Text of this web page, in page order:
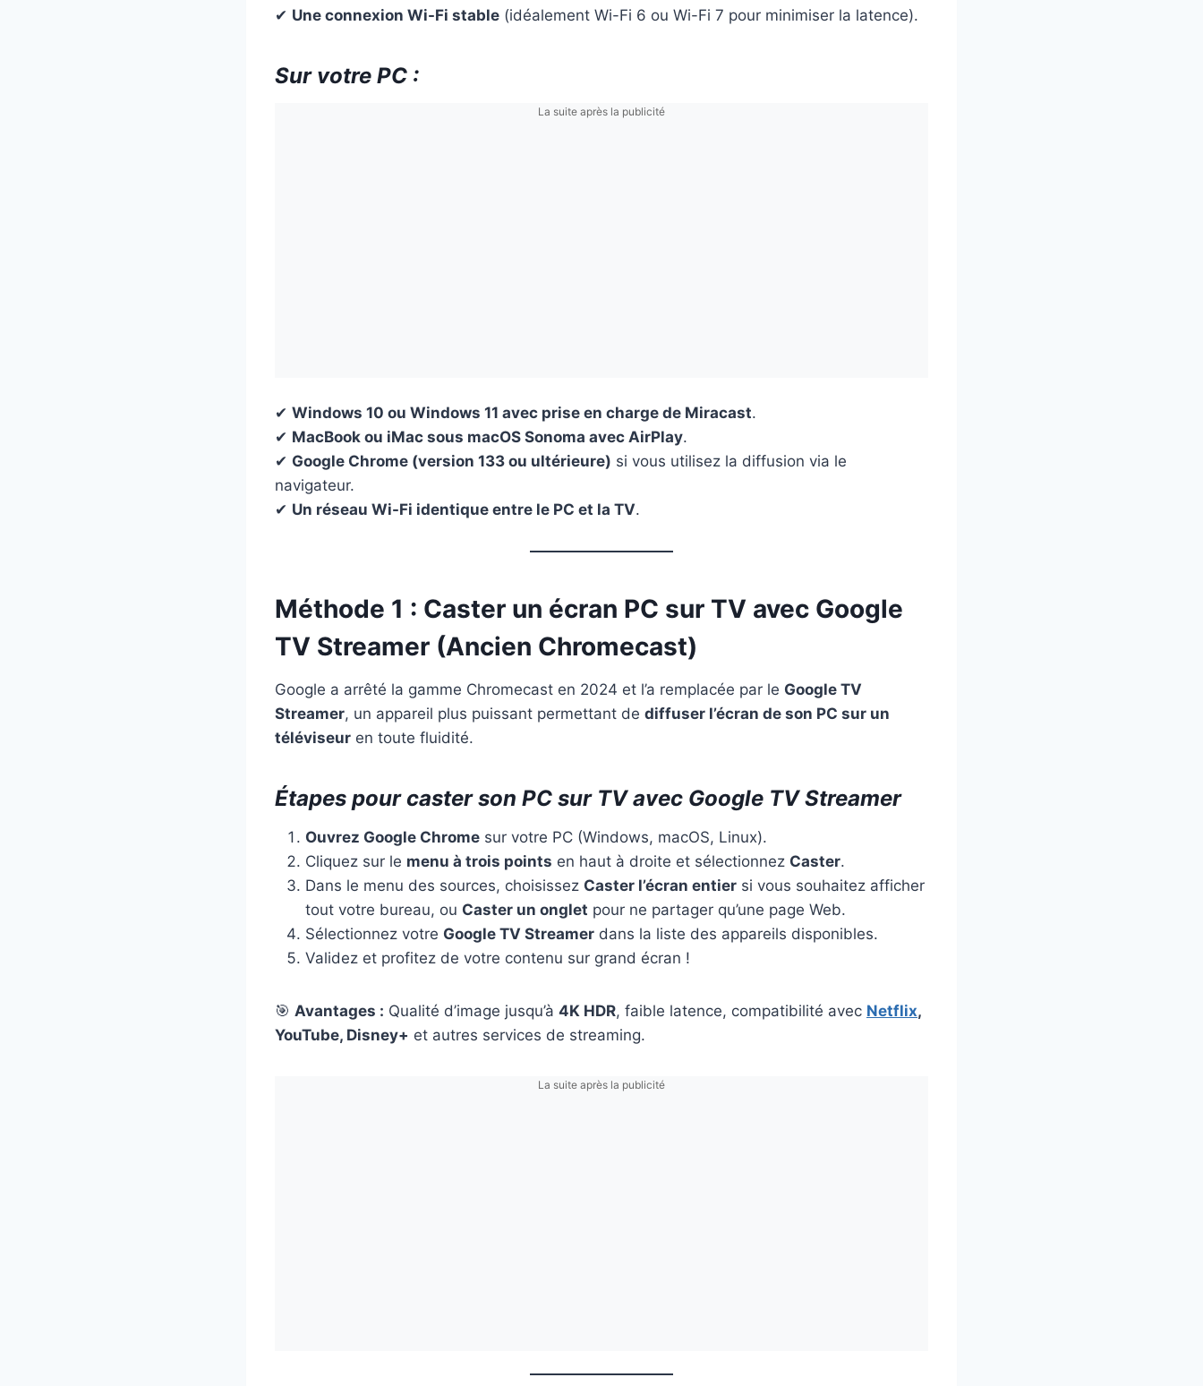
✔ Une connexion Wi-Fi stable (idéalement Wi-Fi 6 ou Wi-Fi 7 pour minimiser la latence).
Sur votre PC :
La suite après la publicité
✔ Windows 10 ou Windows 11 avec prise en charge de Miracast.
✔ MacBook ou iMac sous macOS Sonoma avec AirPlay.
✔ Google Chrome (version 133 ou ultérieure) si vous utilisez la diffusion via le
navigateur.
✔ Un réseau Wi-Fi identique entre le PC et la TV.
Méthode 1 : Caster un écran PC sur TV avec Google
TV Streamer (Ancien Chromecast)
Google a arrêté la gamme Chromecast en 2024 et l’a remplacée par le Google TV
Streamer, un appareil plus puissant permettant de diffuser l’écran de son PC sur un
téléviseur en toute fluidité.
Étapes pour caster son PC sur TV avec Google TV Streamer
Ouvrez Google Chrome sur votre PC (Windows, macOS, Linux).
Cliquez sur le menu à trois points en haut à droite et sélectionnez Caster.
Dans le menu des sources, choisissez Caster l’écran entier si vous souhaitez afficher
tout votre bureau, ou Caster un onglet pour ne partager qu’une page Web.
Sélectionnez votre Google TV Streamer dans la liste des appareils disponibles.
Validez et profitez de votre contenu sur grand écran !
🎯 Avantages : Qualité d’image jusqu’à 4K HDR, faible latence, compatibilité avec Netflix,
YouTube, Disney+ et autres services de streaming.
La suite après la publicité